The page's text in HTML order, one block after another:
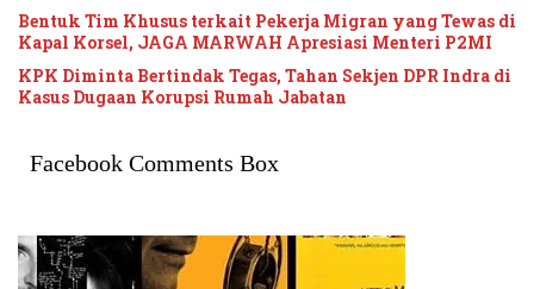
Bentuk Tim Khusus terkait Pekerja Migran yang Tewas di
Kapal Korsel, JAGA MARWAH Apresiasi Menteri P2MI
KPK Diminta Bertindak Tegas, Tahan Sekjen DPR Indra di
Kasus Dugaan Korupsi Rumah Jabatan
Facebook Comments Box